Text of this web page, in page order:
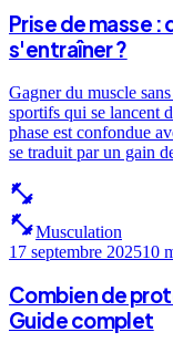
Prise de masse
s'entraîner ?
Gagner du muscle
sportifs qui se lancent
phase est confondue
se traduit par un gain
fitness_center
fitness_centerMusculation
17 septembre 202510
Combien de
Guide complet